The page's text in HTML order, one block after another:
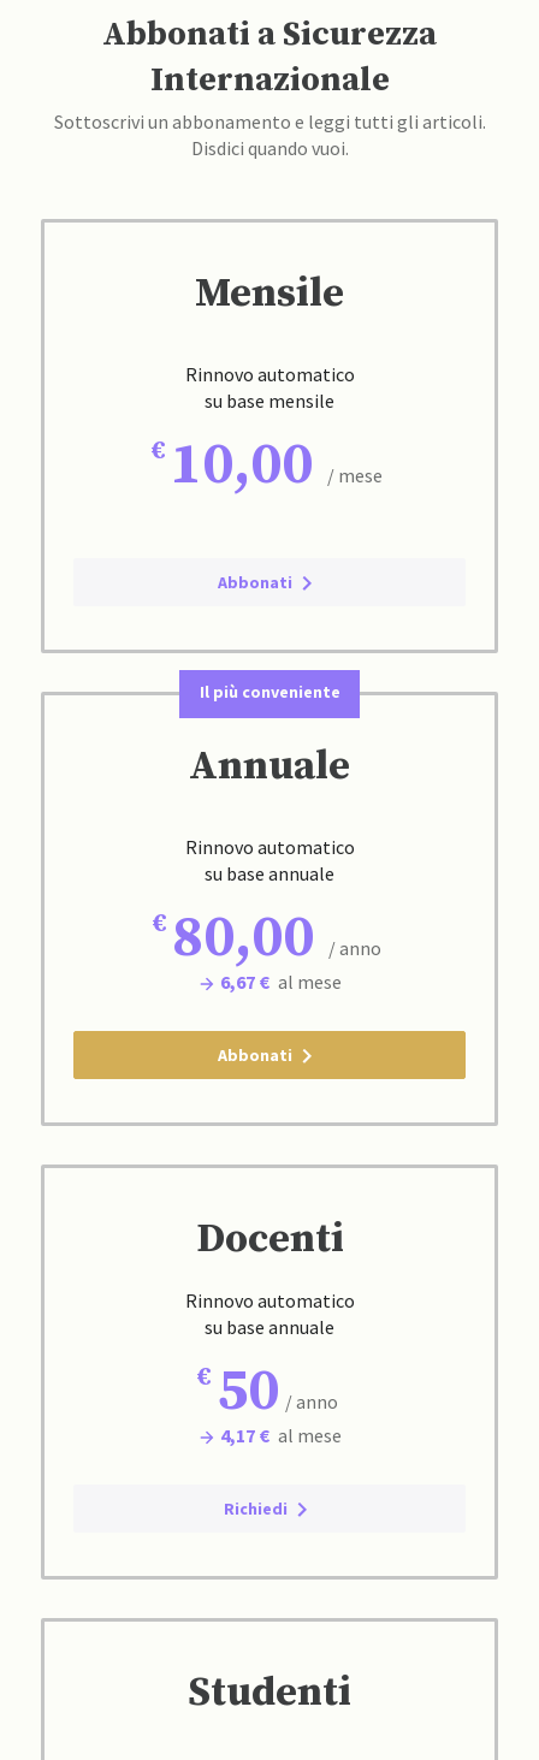
Abbonati a Sicurezza
Internazionale
Sottoscrivi un abbonamento e leggi tutti gli articoli.
Disdici quando vuoi.
Mensile
Rinnovo automatico
su base mensile
10,00 / mese
Abbonati
Il più conveniente
Annuale
Rinnovo automatico
su base annuale
80,00
/ anno
6,67 € al mese
Abbonati
Docenti
Rinnovo automatico
su base annuale
50 / anno
4,17 € al mese
Richiedi
Studenti